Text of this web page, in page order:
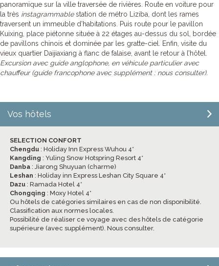
panoramique sur la ville traversée de rivières. Route en voiture pour
la très instagrammablestation de métro Liziba, dont les rames
traversent un immeuble d’habitations. Puis route pour le pavillon
Kuixing, place piétonne située à 22 étages au-dessus du sol, bordée
de pavillons chinois et dominée par les gratte-ciel. Enfin, visite du
vieux quartier Daijiaxiang à flanc de falaise, avant le retour à l’hôtel.
Excursion avec guide anglophone, en véhicule particulier avec
chauffeur (guide francophone avec supplément : nous consulter).
Vos hôtels
SELECTION CONFORT
Chengdu : Holiday Inn Express Wuhou 4*
Kangding : Yuling Snow Hotspring Resort 4*
Danba : Jiarong Shuyuan (charme)
Leshan : Holiday inn Express Leshan City Square 4*
Dazu : Ramada Hotel 4*
Chongqing : Moxy Hotel 4*
Ou hôtels de catégories similaires en cas de non disponibilité.
Classification aux normes locales.
Possibilité de réaliser ce voyage avec des hôtels de catégorie
supérieure (avec supplément). Nous consulter.